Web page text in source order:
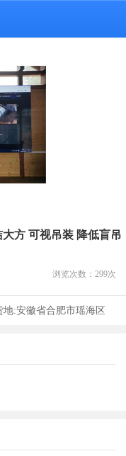
方 可视吊装 降低盲吊
浏览次数： 299次
地:安徽省合肥市瑶海区